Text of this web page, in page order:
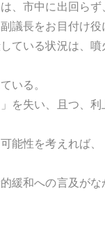
、市中に出回ら
議長をお目付け役
ている状況は、
いる。
を失い、且つ、
能性を考えれば
緩和への言及が